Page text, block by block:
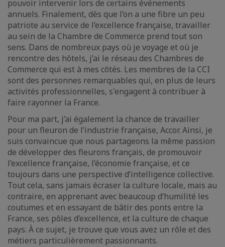
pouvoir intervenir lors de certains événements
annuels. Finalement, dès que l’on a une fibre un peu
patriote au service de l’excellence française, travailler
au sein de la Chambre de Commerce prend tout son
sens. Dans de nombreux pays où je voyage et où je
rencontre des hôtels, j’ai le réseau des Chambres de
Commerce qui est à mes côtés. Les membres de la CCI
sont des personnes remarquables qui, en plus de leurs
activités professionnelles, s'engagent à contribuer à
faire rayonner la France.
Pour ma part, j’ai également la chance de travailler
pour un fleuron de l’industrie française, Accor. Ainsi, je
suis convaincue que nous partageons la même passion
de développer des fleurons français, de promouvoir
l’excellence française, l’économie française, et ce
toujours dans une perspective d’intelligence collective.
Tout cela, sans jamais écraser la culture locale, mais au
contraire, en apprenant avec beaucoup d’humilité les
coutumes et en essayant de bâtir des ponts entre la
France, ses pôles d’excellence, et la culture de chaque
pays. À ce sujet, je trouve que vous avez un rôle et des
métiers particulièrement passionnants.